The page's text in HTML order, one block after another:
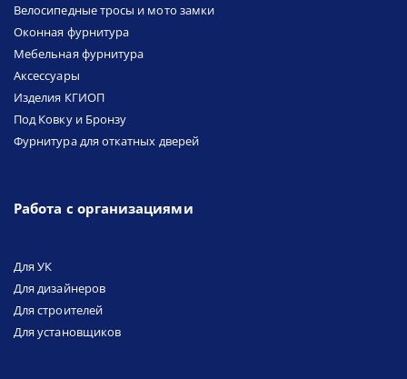
Велосипедные тросы и мото замки
Оконная фурнитура
Мебельная фурнитура
Аксессуары
Изделия КГИОП
Под Ковку и Бронзу
Фурнитура для откатных дверей
Работа с организациями
Для УК
Для дизайнеров
Для строителей
Для установщиков